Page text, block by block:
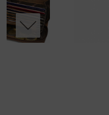
Next